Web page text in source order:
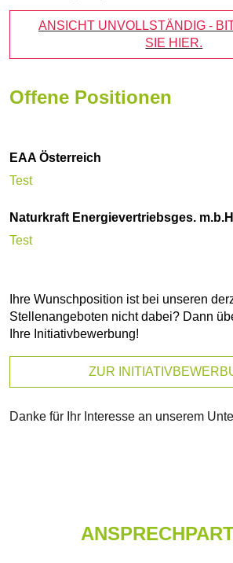
ANSICHT UNVOLLSTÄNDIG -
SIE HIER.